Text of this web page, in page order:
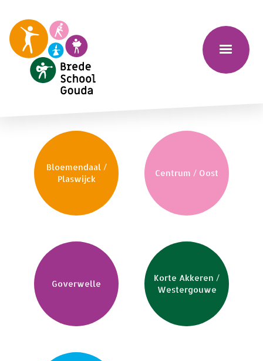
Bloemendaal /
Plaswijck
Centrum / Oost
Goverwelle
Korte Akkeren /
Westergouwe